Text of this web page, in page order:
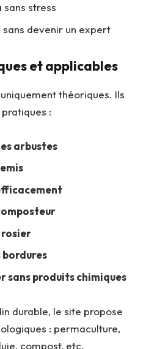
sans stress
sans devenir un expert
et applicables
théoriques. Ils
:
arbustes
bordures
sans produits chimiques
durable, le site propose
: permaculture,
compost, etc.